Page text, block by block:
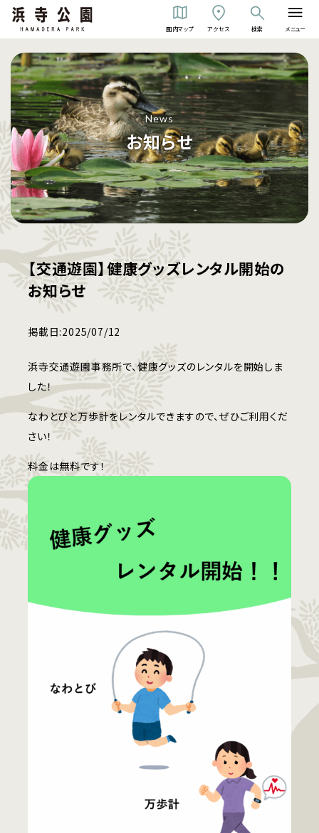
園内マップ アクセス 検索 メニュー
News
お知らせ
【交通遊園】健康グッズレンタル開始の
お知らせ
掲載日:2025/07/12
浜寺交通遊園事務所で、健康グッズのレンタルを開始しま
した！
なわとびと万歩計をレンタルできますので、ぜひご利用くだ
さい！
料金は無料です！